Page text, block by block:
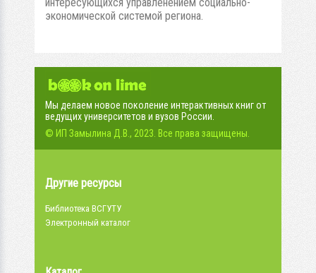
экономической системой региона.
Мы делаем новое поколение интерактивных книг от
ведущих университетов и вузов России.
© ИП Замылина Д.В., 2023. Все права защищены.
Другие ресурсы
Библиотека ВСГУТУ
Электронный каталог